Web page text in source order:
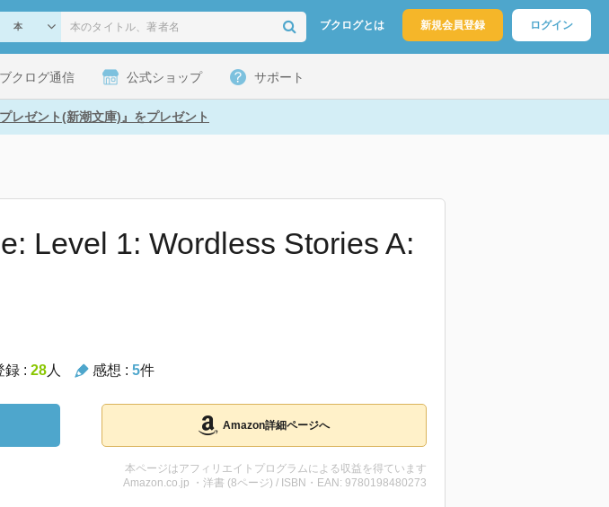
ブクログとは 新規会員登録 ログイン
ブクログ通信 公式ショップ サポート
レゼント(新潮文庫)』をプレゼント
Level 1: Wordless Stories A:
録 : 28人 感想 : 5件
Amazon詳細ページへ
本ページはアフィリエイトプログラムによる収益を得ています
Amazon.co.jp ・洋書 (8ページ) / ISBN・EAN: 9780198480273